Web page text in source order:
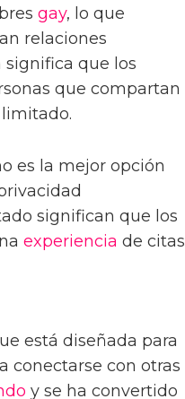
gay, lo que
relaciones
significa que los
que compartan
es la mejor opción
significan que los
experiencia de citas
está diseñada para
conectarse con otras
y se ha convertido